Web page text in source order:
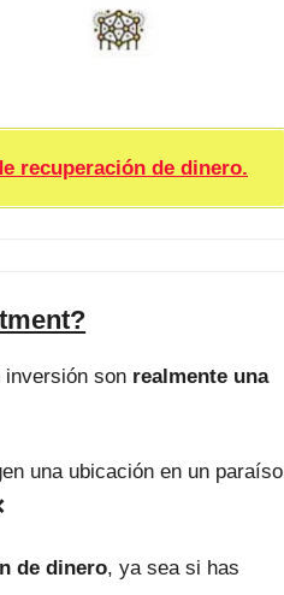
recuperación de dinero.
inversión son realmente una
una ubicación en un paraíso
de dinero, ya sea si has